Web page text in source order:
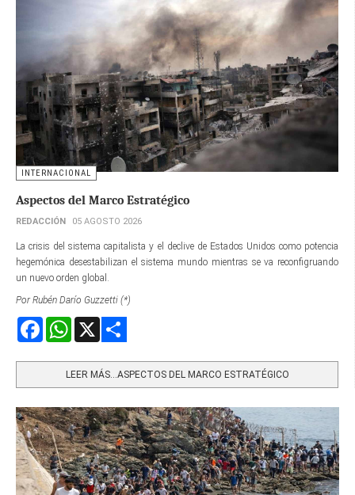
INTERNACIONAL
Aspectos del Marco Estratégico
REDACCIÓN 05 AGOSTO 2026
La crisis del sistema capitalista y el declive de Estados Unidos como potencia
hegemónica desestabilizan el sistema mundo mientras se va reconfigruando
un nuevo orden global.
Por Rubén Darío Guzzetti (*)
FacebookWhatsApp
LEER MÁS…ASPECTOS DEL MARCO ESTRATÉGICO